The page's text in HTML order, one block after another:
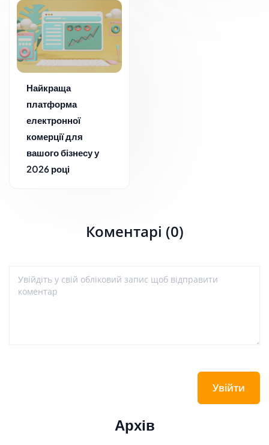
Найкраща
платформа
електронної
комерції для
вашого бізнесу у
2026 році
Коментарі (0)
Увійти
Архів